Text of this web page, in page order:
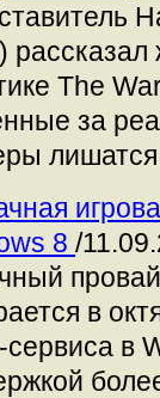
рассказал
The
за
8 /
в
сервиса в